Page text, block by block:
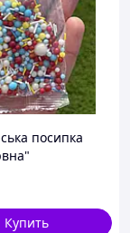
посипка
Купить